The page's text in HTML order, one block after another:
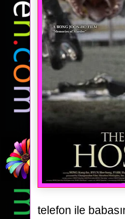
telefon ile